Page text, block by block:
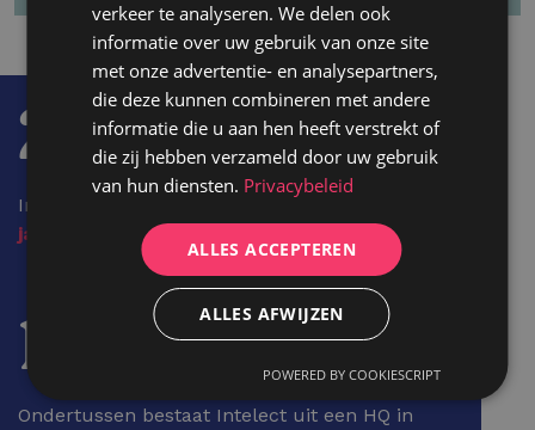
2
In 2006 richtten Birgit en Michel Intelect op.
jaar
later zijn we een team van 40 Intelecters.
1
Ondertussen bestaat Intelect uit een HQ in
verkeer te analyseren. We delen ook
informatie over uw gebruik van onze site
met onze advertentie- en analysepartners,
die deze kunnen combineren met andere
informatie die u aan hen heeft verstrekt of
die zij hebben verzameld door uw gebruik
van hun diensten. Privacybeleid
ALLES ACCEPTEREN
ALLES AFWIJZEN
POWERED BY COOKIESCRIPT